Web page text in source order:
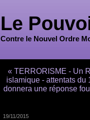
Le
Contre le Nouvel Ordre
« TERRORISME - Un
islamique - attentats du
donnera une réponse
19/11/2015